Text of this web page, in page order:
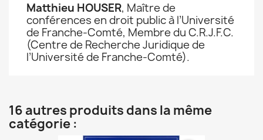
Matthieu HOUSER, Maître de
conférences en droit public à l’Université
de Franche-Comté, Membre du C.R.J.F.C.
(Centre de Recherche Juridique de
l’Université de Franche-Comté).
16 autres produits dans la même
catégorie :